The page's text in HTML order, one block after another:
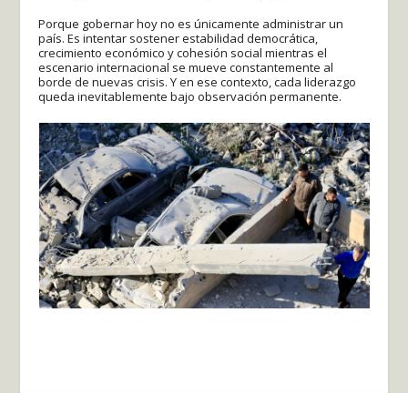
Porque gobernar hoy no es únicamente administrar un
país. Es intentar sostener estabilidad democrática,
crecimiento económico y cohesión social mientras el
escenario internacional se mueve constantemente al
borde de nuevas crisis. Y en ese contexto, cada liderazgo
queda inevitablemente bajo observación permanente.